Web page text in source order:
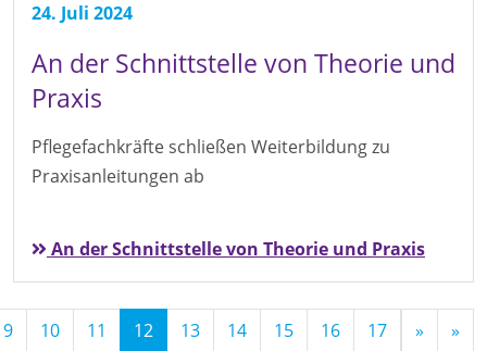
24. Juli 2024
An der Schnittstelle von Theorie und
Praxis
Pflegefachkräfte schließen Weiterbildung zu
Praxisanleitungen ab
An der Schnittstelle von Theorie und Praxis
9 10 11 12 (Standort)
13 14 15 16 17 » »